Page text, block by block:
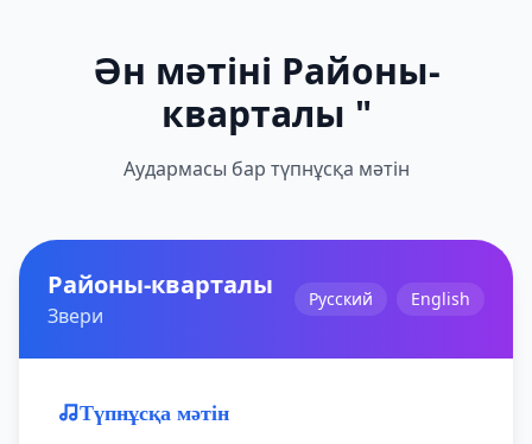
Ән мәтіні Районы-
кварталы "
Аудармасы бар түпнұсқа мәтін
Районы-кварталы
Звери
Русский English
Түпнұсқа мәтін